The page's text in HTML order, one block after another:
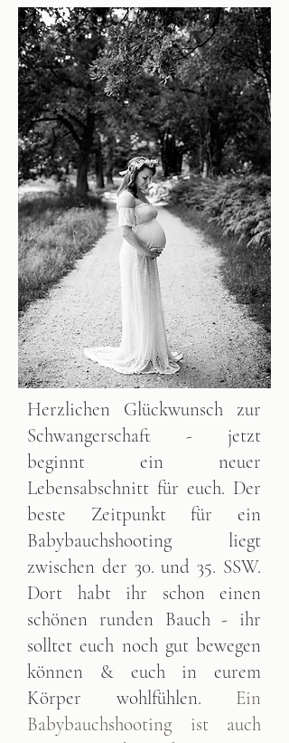
Herzlichen Glückwunsch zur
Schwangerschaft - jetzt
beginnt ein neuer
Lebensabschnitt für euch. Der
beste Zeitpunkt für ein
Babybauchshooting liegt
zwischen der 30. und 35. SSW.
Dort habt ihr schon einen
schönen runden Bauch - ihr
solltet euch noch gut bewegen
können & euch in eurem
Körper wohlfühlen.
Ein
Babybauchshooting ist auch